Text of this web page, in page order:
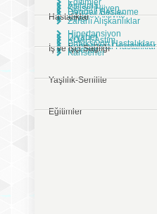
Eğitimler
Aşılama
Kişisel Hijyen
Dengeli Beslenme
Fiziksel Aktivite
Stres
Zararlı Alışkanlıklar
Hastalıklar
Hipertansiyon
Diyabet
KOAH-Astım
Enfeksiyon Hastalıkları
Romatizmal Hastalıklar
Ülserler
Kanserler
İş ve İşçi Sağlığı
Yaşlılık-Senilite
Eğitimler